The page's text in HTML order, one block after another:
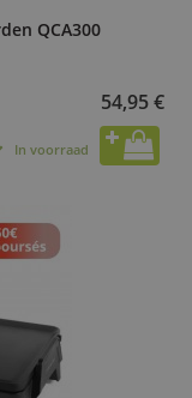
QCA300
54,95 €
In voorraad